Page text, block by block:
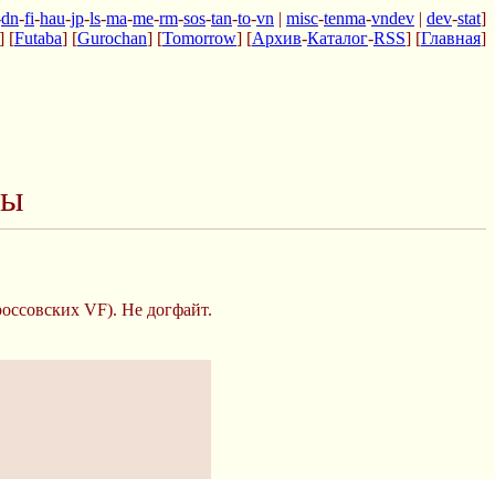
dn-fi-hau-jp-ls-ma-me-rm-sos-tan-to-vn | misc-tenma-vndev | dev-stat]
] [Futaba] [Gurochan] [Tomorrow] [Архив-Каталог-RSS] [Главная]
VF). Не догфайт.